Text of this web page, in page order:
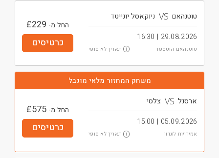
טוטנהאם VS ניוקאסל יונייטד
29.08.2026 | 16:30
טוטנהאם הוטספר i תאריך לא סופי
החל מ- £229
כרטיסים
משחק המחזור מלאי מוגבל
ארסנל VS צלסי
05.09.2026 | 15:00
אמירויות לונדון i תאריך לא סופי
החל מ- £575
כרטיסים